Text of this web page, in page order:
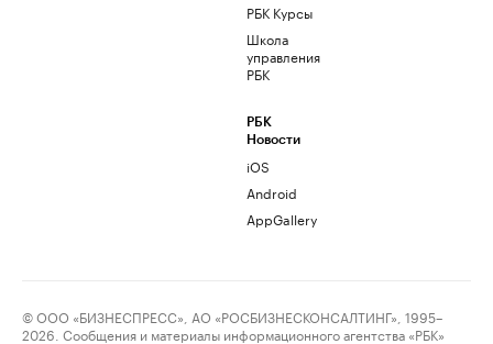
РБК Курсы
Школа
управления
РБК
РБК
Новости
iOS
Android
AppGallery
© ООО «БИЗНЕСПРЕСС», АО «РОСБИЗНЕСКОНСАЛТИНГ», 1995–
2026. Сообщения и материалы информационного агентства «РБК»